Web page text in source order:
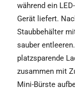
während ein
Gerät liefert.
Staubbehälter
sauber
platzsparende
zusammen mit
Mini-Bürste